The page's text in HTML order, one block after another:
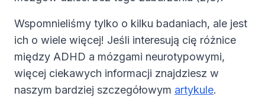
Wspomnieliśmy tylko o kilku badaniach, ale jest
ich o wiele więcej! Jeśli interesują cię różnice
między ADHD a mózgami neurotypowymi,
więcej ciekawych informacji znajdziesz w
naszym bardziej szczegółowym artykule.